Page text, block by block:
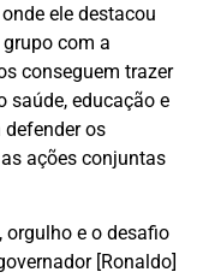
ele destacou
com a
conseguem trazer
saúde, educação e
os
ações conjuntas
orgulho e o desafio
[Ronaldo]